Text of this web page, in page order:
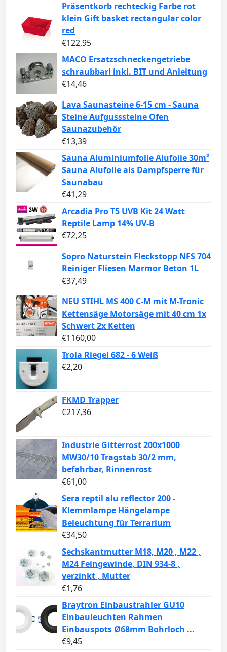
Präsentkorb rechteckig Farbe rot
klein Gift basket rectangular color
red
€122,95
MACO Ersatzschneckengetriebe
schraubbar! inkl. BIT und Anleitung
€14,46
Lava Saunasteine 6-15 cm - Sauna
Steine Aufgusssteine Ofen
Saunazubehör
€13,39
Sauna Aluminiumfolie Alufolie 30m²
Sauna Alufolie als Dampfsperre für
Saunabau
€41,29
Arcadia Pro T5 UVB Kit 24 Watt
Reptile Lamp 14% UV-B
€72,25
Sopro Naturstein Fleckstopp NFS 704
Reiniger Fliesen Marmor Beton 1L
€37,49
NEU STIHL MS 400 C-M mit M-Tronic
Kettensäge Motorsäge mit 40 cm 1x
Schwert 2x Ketten
€1160,00
Trola Riegel 682 - 6 Weiß
€2,20
FKMD Trapper
€217,36
Industrie Gitterrost 200x1000
MW30/10 Tragstab 30/2 mm,
befahrbar, Rinnenrost
€61,00
Sera reptil alu reflector 200 -
Klemmlampe Hängelampe
Beleuchtung für Terrarium
€34,50
Sechskantmutter M18, M20 , M22 ,
M24 Feingewinde, DIN 934-8 ,
verzinkt , Mutter
€1,76
Braytron Einbaustrahler GU10
Einbauleuchten Rahmen
Einbauspots Ø68mm Bohrloch ...
€9,45